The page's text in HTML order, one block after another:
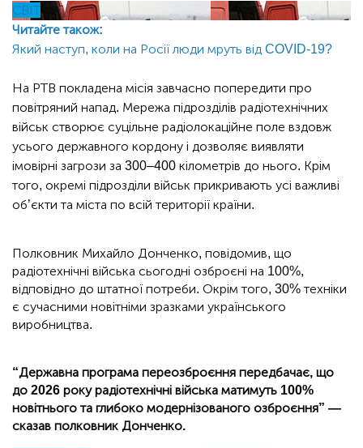
СВІТ
Читайте також:
Який наступ, коли на Росії люди мруть від COVID-19?
На РТВ покладена місія завчасно попередити про
повітряний напад. Мережа підрозділів радіотехнічних
військ створює суцільне радіолокаційне поле вздовж
усього державного кордону і дозволяє виявляти
імовірні загрози за 300–400 кілометрів до нього. Крім
того, окремі підрозділи військ прикривають усі важливі
об’єкти та міста по всій території країни.
Полковник Михайло Донченко, повідомив, що
радіотехнічні війська сьогодні озброєні на 100%,
відповідно до штатної потреби. Окрім того, 30% техніки
є сучасними новітніми зразками українського
виробництва.
“Державна програма переозброєння передбачає, що
до 2026 року радіотехнічні війська матимуть 100%
новітнього та глибоко модернізованого озброєння” —
сказав полковник Донченко.